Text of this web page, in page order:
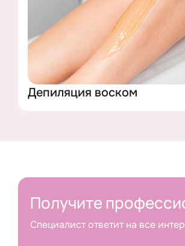
Депиляция воском
Получите
Специалист ответит на все